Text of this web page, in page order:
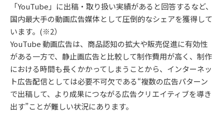
「YouTube」に出稿・取り扱い実績があると回答するなど、
国内最大手の動画広告媒体として圧倒的なシェアを獲得して
います。(※2）
YouTube 動画広告は、商品認知の拡大や販売促進に有効性
がある一方で、静止画広告と比較して制作費用が高く、制作
における時間も長くかかってしまうことから、インターネッ
ト広告配信としては必要不可欠である“複数の広告パターン
で出稿して、より成果につながる広告クリエイティブを導き
出す”ことが難しい状況にあります。